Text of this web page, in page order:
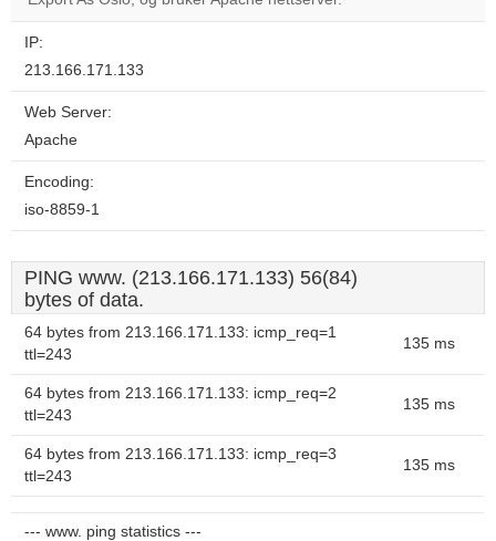
own this
OK
IP:
213.166.171.133
Web Server:
Apache
Encoding:
iso-8859-1
PING www. (213.166.171.133) 56(84)
bytes of data.
64 bytes from 213.166.171.133: icmp_req=1
ttl=243
135 ms
64 bytes from 213.166.171.133: icmp_req=2
ttl=243
135 ms
64 bytes from 213.166.171.133: icmp_req=3
ttl=243
135 ms
--- www. ping statistics ---